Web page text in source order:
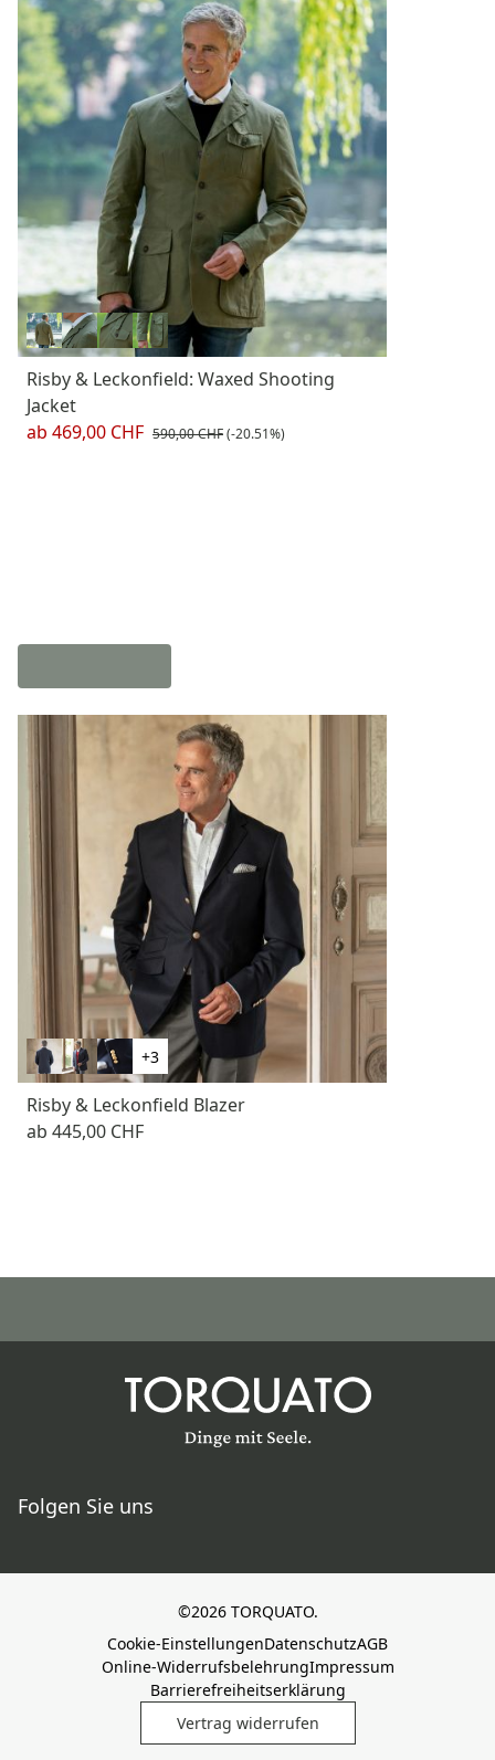
Risby & Leckonfield: Waxed Shooting
Jacket
ab 469,00 CHF 590,00 CHF(-20.51%)
+3
Risby & Leckonfield Blazer
ab 445,00 CHF
Folgen Sie uns
©2026 TORQUATO.
Cookie-EinstellungenDatenschutzAGB
Online-WiderrufsbelehrungImpressum
Barrierefreiheitserklärung
Vertrag widerrufen